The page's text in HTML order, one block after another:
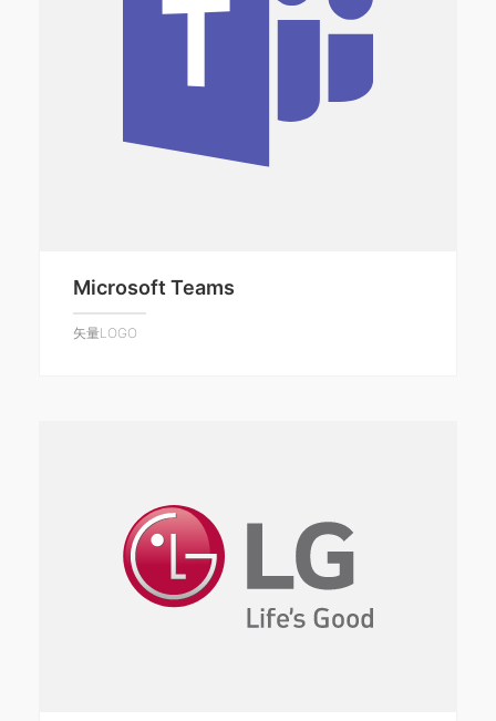
Microsoft Teams
矢量LOGO